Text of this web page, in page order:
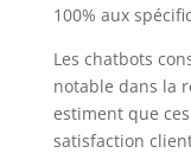
100% aux
Les chatbots
notable dans la
estiment que
satisfaction